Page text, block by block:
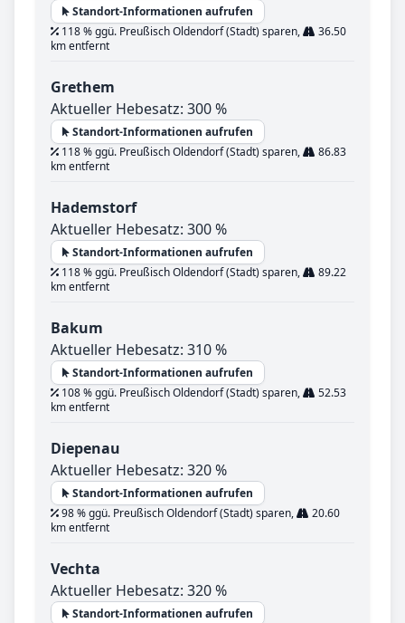
Standort-Informationen aufrufen
118 % ggü. Preußisch Oldendorf (Stadt) sparen,
36.50
km entfernt
Grethem
Aktueller Hebesatz: 300 %
Standort-Informationen aufrufen
118 % ggü. Preußisch Oldendorf (Stadt) sparen,
86.83
km entfernt
Hademstorf
Aktueller Hebesatz: 300 %
Standort-Informationen aufrufen
118 % ggü. Preußisch Oldendorf (Stadt) sparen,
89.22
km entfernt
Bakum
Aktueller Hebesatz: 310 %
Standort-Informationen aufrufen
108 % ggü. Preußisch Oldendorf (Stadt) sparen,
52.53
km entfernt
Diepenau
Aktueller Hebesatz: 320 %
Standort-Informationen aufrufen
98 % ggü. Preußisch Oldendorf (Stadt) sparen,
20.60
km entfernt
Vechta
Aktueller Hebesatz: 320 %
Standort-Informationen aufrufen